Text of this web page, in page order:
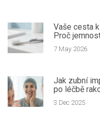
Vaše cesta
Proč
7 May 2026
Jak zubní
po léčbě
3 Dec 2025